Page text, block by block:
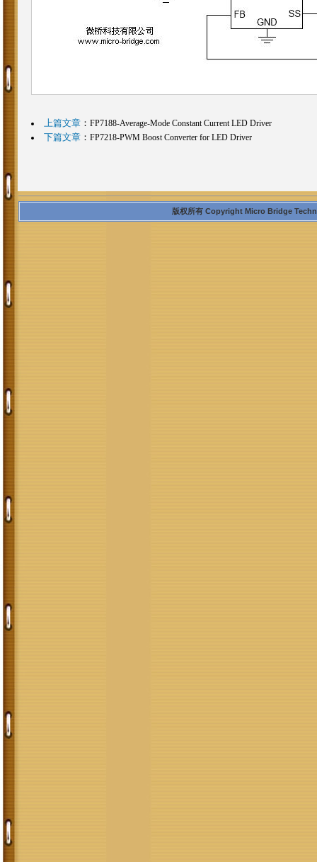
上篇文章： FP7188-Average-Mode Constant Current LED Driver
下篇文章： FP7218-PWM Boost Converter for LED Driver
版权所有 Copyright Micro Bridge